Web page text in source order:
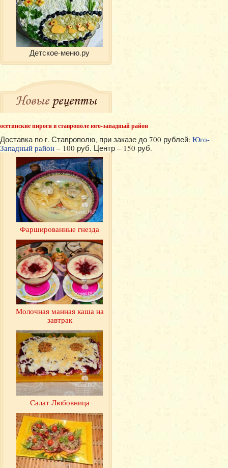
Детское-меню.ру
Новыерецепты
осетинские пироги в ставрополе юго-западный район
Доставка по г. Ставрополю, при заказе до 700 рублей: Юго-
Западный район – 100 руб. Центр – 150 руб.
Фаршированные гнезда
Молочная манная каша на
завтрак
Салат Любовница